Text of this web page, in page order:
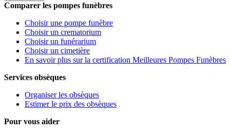
Comparer les pompes funèbres
Choisir une pompe funèbre
Choisir un crematorium
Choisir un funérarium
Choisir un cimetière
En savoir plus sur la certification Meilleures Pompes Funèbres
Services obsèques
Organiser les obsèques
Estimer le prix des obsèques
Pour vous aider